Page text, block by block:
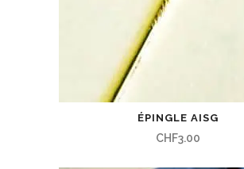
ÉPINGLE AISG
CHF3.00